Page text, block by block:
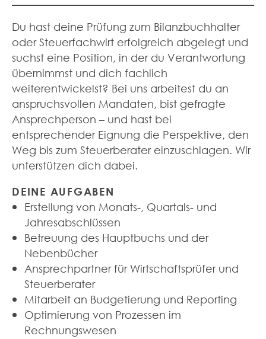
Du hast deine Prüfung zum Bilanzbuchhalter
oder Steuerfachwirt erfolgreich abgelegt und
suchst eine Position, in der du Verantwortung
übernimmst und dich fachlich
weiterentwickelst? Bei uns arbeitest du an
anspruchsvollen Mandaten, bist gefragte
Ansprechperson – und hast bei
entsprechender Eignung die Perspektive, den
Weg bis zum Steuerberater einzuschlagen. Wir
unterstützen dich dabei.
DEINE AUFGABEN
Erstellung von Monats-, Quartals- und
Jahresabschlüssen
Betreuung des Hauptbuchs und der
Nebenbücher
Ansprechpartner für Wirtschaftsprüfer und
Steuerberater
Mitarbeit an Budgetierung und Reporting
Optimierung von Prozessen im
Rechnungswesen